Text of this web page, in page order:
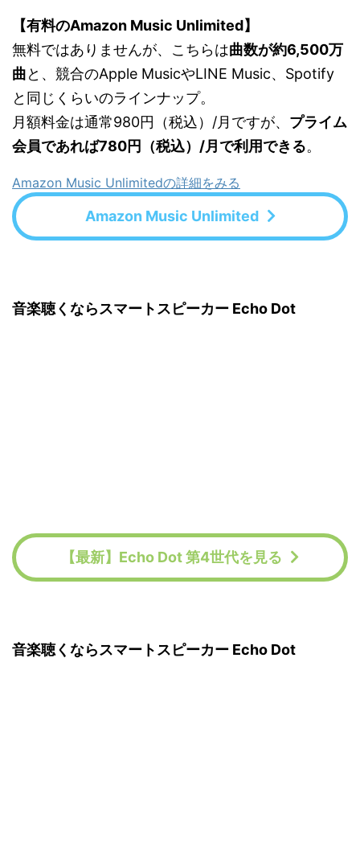
【有料のAmazon Music Unlimited】
無料ではありませんが、こちらは曲数が約6,500万
曲と、競合のApple MusicやLINE Music、Spotify
と同じくらいのラインナップ。
月額料金は通常980円（税込）/月ですが、 プライム
会員であれば780円（税込）/月で利用できる。
Amazon Music Unlimitedの詳細をみる
Amazon Music Unlimited
音楽聴くならスマートスピーカー Echo Dot
【最新】Echo Dot 第4世代を見る
音楽聴くならスマートスピーカー Echo Dot